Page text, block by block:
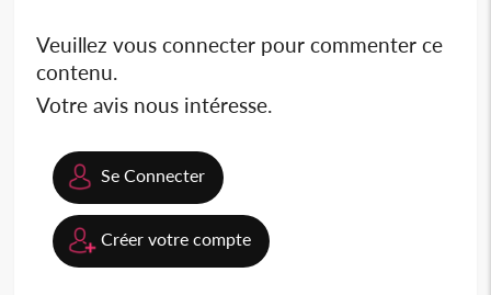
Veuillez vous connecter pour commenter ce
contenu.
Votre avis nous intéresse.
Se Connecter
Créer votre compte